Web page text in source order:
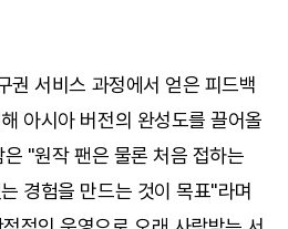
권 서비스 과정에서 얻은 피드백
아시아 버전의 완성도를 끌어올
"원작 팬은 물론 처음 접하는
경험을 만드는 것이 목표"라며